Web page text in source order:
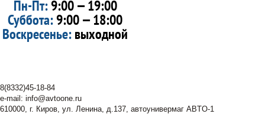
Пн-Пт:9:00 — 19:00
Суббота:9:00 — 18:00
Воскресенье:выходной
8(8332)45-18-84
e-mail: info@avtoone.ru
610000, г. Киров, ул. Ленина, д.137, автоунивермаг ABTO-1